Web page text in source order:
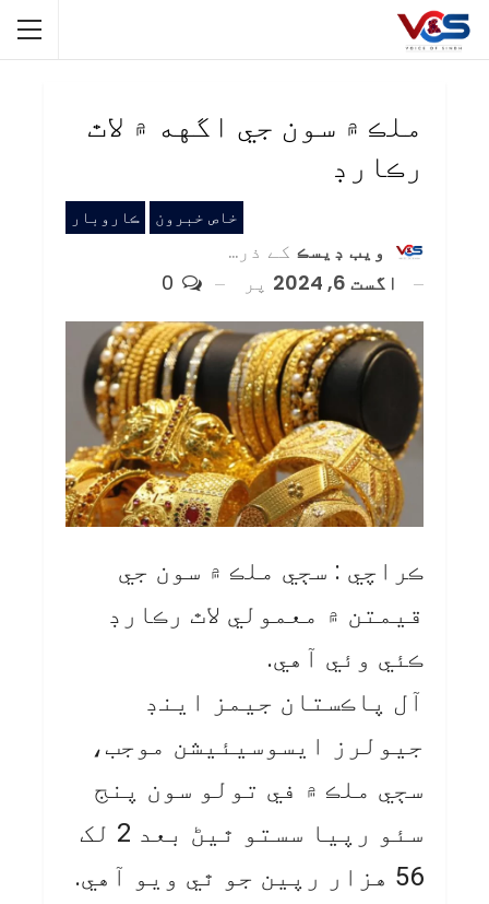
ملڪ ۾ سون جي اگهه ۾ لاٿ
رڪارڊ
خاص خبرون ڪاروبار
ويب ڊيسڪ کے ذریعہ
اگست 6, 2024
پر
ڪراچي : سڄي ملڪ ۾ سون جي
قيمتن ۾ معمولي لاٿ رڪارڊ
ڪئي وئي آهي.
آل پاڪستان جيمز اينڊ
جيولرز ايسوسيئيشن موجب،
سڄي ملڪ ۾ في تولو سون پنج
سئو رپيا سستو ٿيڻ بعد 2 لک
56 هزار رپين جو ٿي ويو آهي.